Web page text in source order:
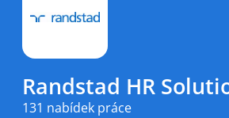
Randstad HR
131 nabídek práce